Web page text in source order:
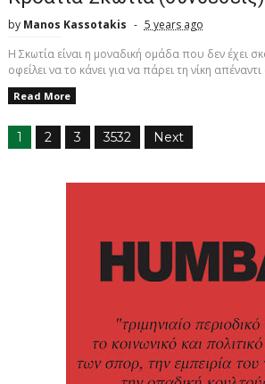
by Manos Kassotakis
5 years ago
Η Σκωτία είναι η μοναδική ομάδα που δεν έχει
οφείλει να το κάνει για να πάρει τη νίκη
Read More
1 2 3 3532 Next